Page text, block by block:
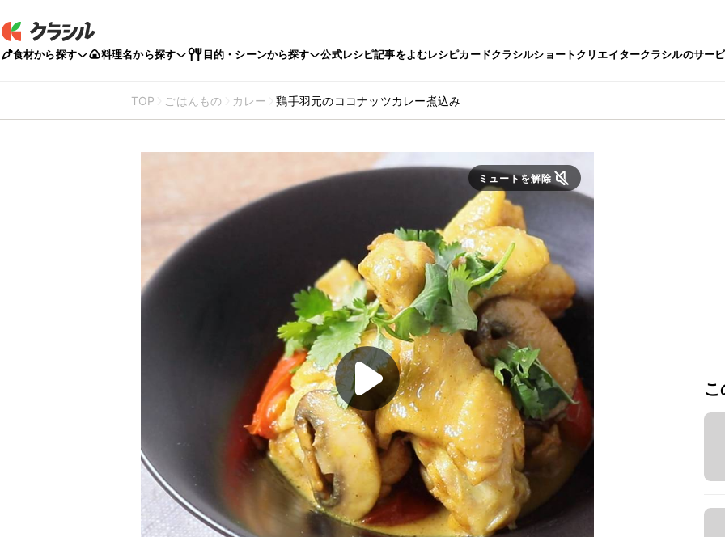
食材から探す 料理名から探す 目的・シーンから探す 公式レシピ記事をよむレシピカードクラシルショートクリエイタークラシルのサー
TOP ごはんもの カレー 鶏手羽元のココナッツカレー煮込み
ミュートを解除